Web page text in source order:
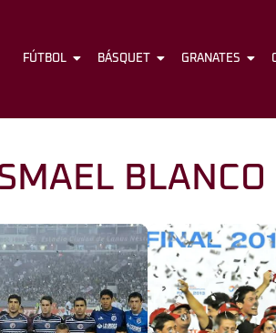
FÚTBOL BÁSQUET
FÚTBOL BÁSQUET GRANATES
BLANCO